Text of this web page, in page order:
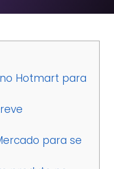
Hotmart para
para se